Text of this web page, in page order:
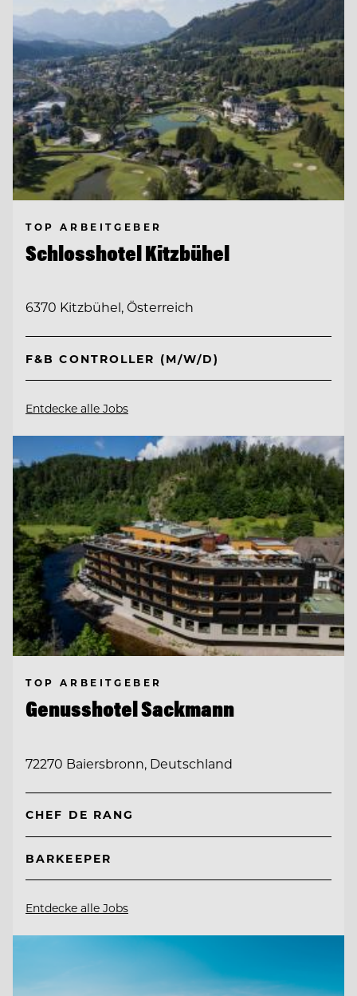
TOP ARBEITGEBER
Schlosshotel Kitzbühel
6370 Kitzbühel, Österreich
F&B CONTROLLER (M/W/D)
Entdecke alle Jobs
TOP ARBEITGEBER
Genusshotel Sackmann
72270 Baiersbronn, Deutschland
CHEF DE RANG
BARKEEPER
Entdecke alle Jobs